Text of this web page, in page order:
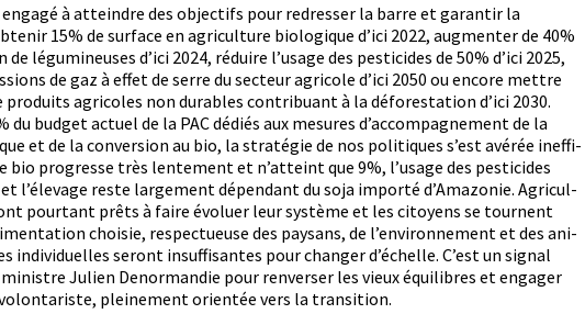
engagé à attein­dre des objec­tifs pour redress­er la barre et garan­tir la
15% de sur­face en agri­cul­ture biologique d’ici 2022, aug­menter de 40%
légu­mineuses d’ici 2024, réduire l’usage des pes­ti­cides de 50% d’ici 2025,
de gaz à effet de serre du secteur agri­cole d’ici 2050 ou encore met­tre
agri­coles non durables con­tribuant à la déforesta­tion d’ici 2030.
du bud­get actuel de la PAC dédiés aux mesures d’accompagnement de la
et de la con­ver­sion au bio, la stratégie de nos poli­tiques s’est avérée inef­fi­
bio pro­gresse très lente­ment et n’at­teint que 9%, l’usage des pes­ti­cides
l’élevage reste large­ment dépen­dant du soja importé d’Amazonie. Agricul­
pour­tant prêts à faire évoluer leur sys­tème et les citoyens se tour­nent
choisie, respectueuse des paysans, de l’environnement et des ani­
indi­vidu­elles seront insuff­isantes pour chang­er d’échelle. C’est un sig­nal
Julien Denor­mandie pour ren­vers­er les vieux équili­bres et engager
pleine­ment ori­en­tée vers la transition.